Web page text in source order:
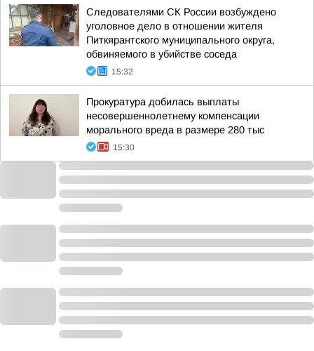
Следователями СК России возбуждено
уголовное дело в отношении жителя
Питкярантского муниципального округа,
обвиняемого в убийстве соседа
15:32
Прокуратура добилась выплаты
несовершеннолетнему компенсации
морального вреда в размере 280 тыс
15:30